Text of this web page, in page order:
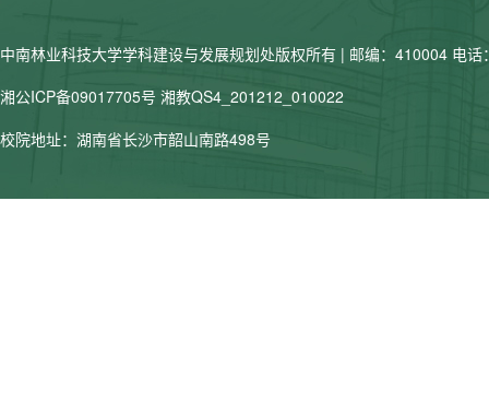
中南林业科技大学学科建设与发展规划处版权所有 | 邮编：410004 电
湘公ICP备09017705号 湘教QS4_201212_010022
校院地址：湖南省长沙市韶山南路498号